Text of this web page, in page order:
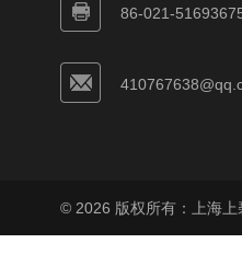
86-021-
© 2026 版权所有：上海